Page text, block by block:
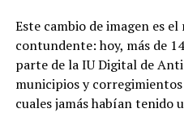
Este cambio de imagen es
contundente: hoy, más de
parte de la IU Digital de
municipios y
cuales jamás habían tenido